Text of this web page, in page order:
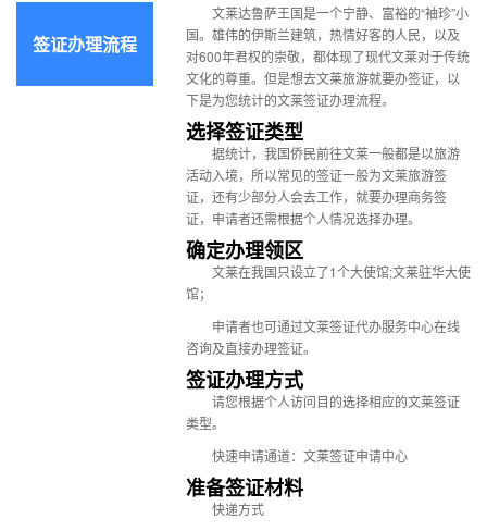
签证办理流程
文莱达鲁萨王国是一个宁静、富裕的“袖珍”小
国。雄伟的伊斯兰建筑，热情好客的人民，以及
对600年君权的崇敬，都体现了现代文莱对于传统
文化的尊重。但是想去文莱旅游就要办签证，以
下是为您统计的文莱签证办理流程。
选择签证类型
据统计，我国侨民前往文莱一般都是以旅游
活动入境，所以常见的签证一般为文莱旅游签
证，还有少部分人会去工作，就要办理商务签
证，申请者还需根据个人情况选择办理。
确定办理领区
文莱在我国只设立了1个大使馆;文莱驻华大使
馆；
申请者也可通过文莱签证代办服务中心在线
咨询及直接办理签证。
签证办理方式
请您根据个人访问目的选择相应的文莱签证
类型。
快速申请通道： 文莱签证申请中心
准备签证材料
快递方式